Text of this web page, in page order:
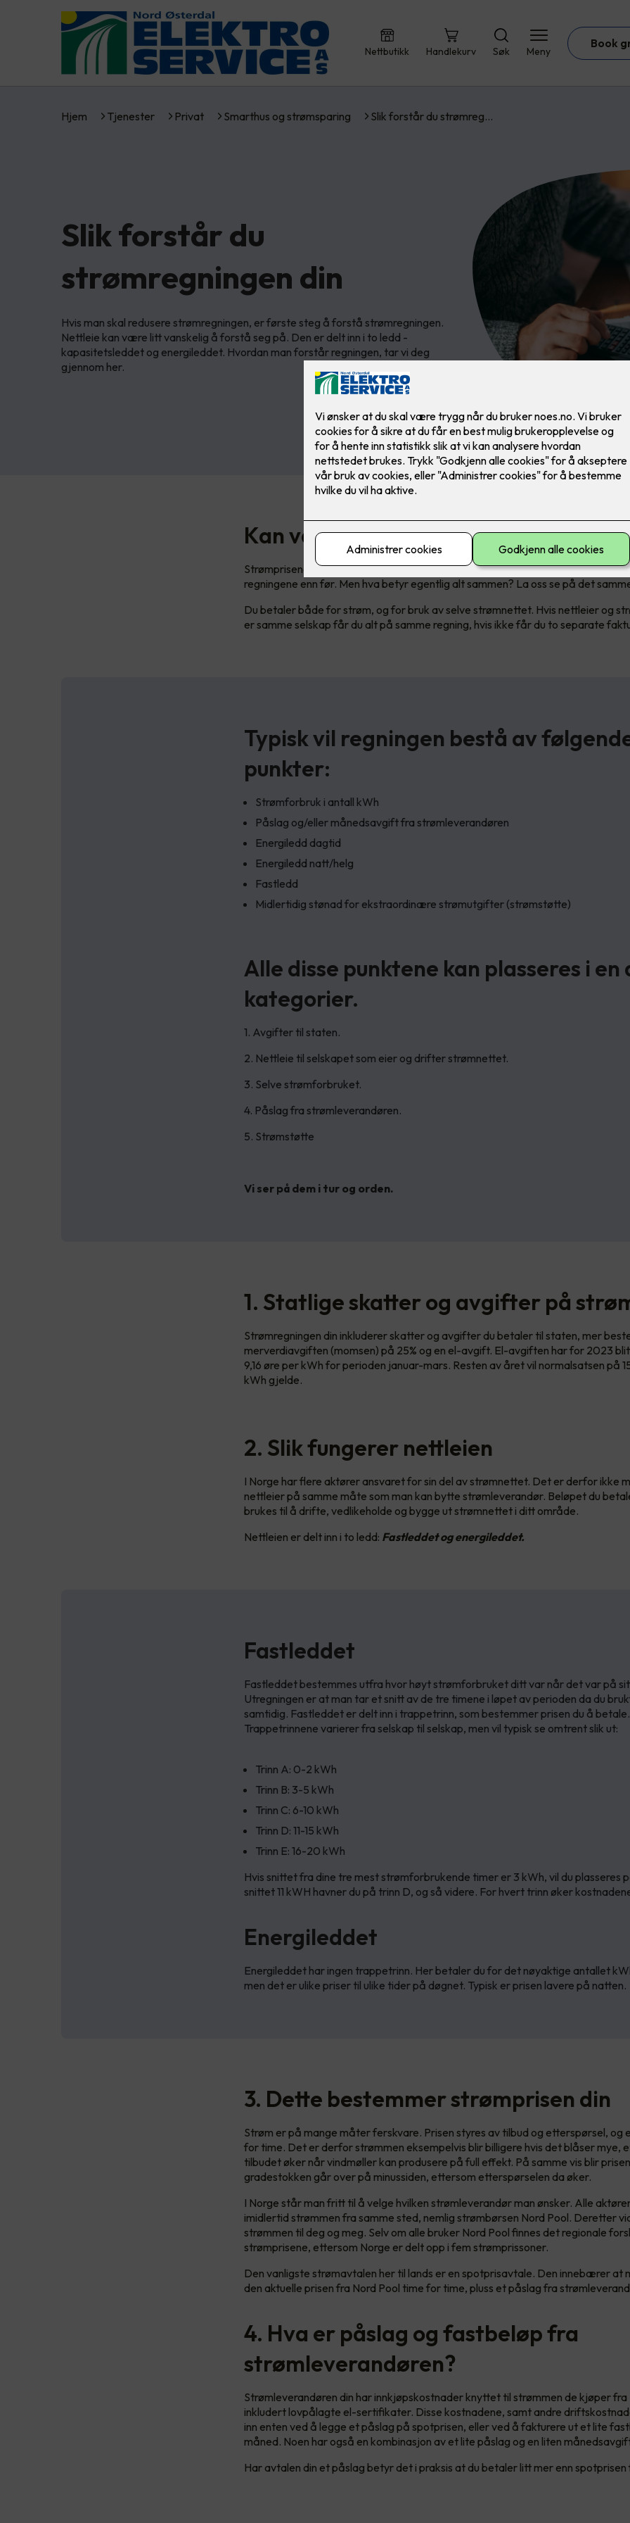
Nettbutikk Handlekurv Søk Meny
Book
Hjem Tjenester Privat Smarthus og strømsparing Slik forstår du strømreg…
Slik forstår du
strømregningen din
Hvis man skal redusere strømregningen, er første steg å forstå strømregningen.
Nettleie kan være litt vanskelig å forstå seg på. Den er delt inn i to ledd -
kapasitetsleddet og energileddet. Hvordan man forstår regningen, tar vi deg
gjennom her.
Kan være tricky å forstå
Strømprisene har eksplodert de siste årene, og du er ikke alene hvis du går
regningene enn før. Men hva betyr egentlig alt sammen? La oss se på det
Du betaler både for strøm, og for bruk av selve strømnettet. Hvis nettleier og
er samme selskap får du alt på samme regning, hvis ikke får du to separate
Typisk vil regningen bestå av
punkter:
Strømforbruk i antall kWh
Påslag og/eller månedsavgift fra strømleverandøren
Energiledd dagtid
Energiledd natt/helg
Fastledd
Midlertidig stønad for ekstraordinære strømutgifter (strømstøtte)
Alle disse punktene kan plasseres i en
kategorier.
1. Avgifter til staten.
2. Nettleie til selskapet som eier og drifter strømnettet.
3. Selve strømforbruket.
4. Påslag fra strømleverandøren.
5. Strømstøtte
Vi ser på dem i tur og orden.
1. Statlige skatter og avgifter på
Strømregningen din inkluderer skatter og avgifter du betaler til staten, mer
merverdiavgiften (momsen) på 25% og en el-avgift. El-avgiften har for 2023
9,16 øre per kWh for perioden januar-mars. Resten av året vil normalsatsen på
kWh gjelde.
2. Slik fungerer nettleien
I Norge har flere aktører ansvaret for sin del av strømnettet. Det er derfor ikke
nettleier på samme måte som man kan bytte strømleverandør. Beløpet du
brukes til å drifte, vedlikeholde og bygge ut strømnettet i ditt område.
Nettleien er delt inn i to ledd: Fastleddet og energileddet.
Fastleddet
Fastleddet bestemmes utfra hvor høyt strømforbruket ditt var når det var på
Utregningen er at man tar et snitt av de tre timene i løpet av perioden da du
samtidig. Fastleddet er delt inn i trappetrinn, som bestemmer prisen du å betale.
Trappetrinnene varierer fra selskap til selskap, men vil typisk se omtrent slik ut:
Trinn A: 0-2 kWh
Trinn B: 3-5 kWh
Trinn C: 6-10 kWh
Trinn D: 11-15 kWh
Trinn E: 16-20 kWh
Hvis snittet fra dine tre mest strømforbrukende timer er 3 kWh, vil du plasseres
snittet 11 kWH havner du på trinn D, og så videre. For hvert trinn øker
Energileddet
Energileddet har ingen trappetrinn. Her betaler du for det nøyaktige antallet
men det er ulike priser til ulike tider på døgnet. Typisk er prisen lavere på natten.
3. Dette bestemmer strømprisen din
Strøm er på mange måter ferskvare. Prisen styres av tilbud og etterspørsel, og
for time. Det er derfor strømmen eksempelvis blir billigere hvis det blåser mye,
tilbudet øker når vindmøller kan produsere på full effekt. På samme vis blir
gradestokken går over på minussiden, ettersom etterspørselen da øker.
I Norge står man fritt til å velge hvilken strømleverandør man ønsker. Alle
imidlertid strømmen fra samme sted, nemlig strømbørsen Nord Pool. Deretter
strømmen til deg og meg. Selv om alle bruker Nord Pool finnes det regionale
strømprisene, ettersom Norge er delt opp i fem strømprissoner.
Den vanligste strømavtalen her til lands er en spotprisavtale. Den innebærer at
den aktuelle prisen fra Nord Pool time for time, pluss et påslag fra
4. Hva er påslag og fastbeløp fra
strømleverandøren?
Strømleverandøren din har innkjøpskostnader knyttet til strømmen de kjøper fra
inkludert lovpålagte el-sertifikater. Disse kostnadene, samt andre
inn enten ved å legge et påslag på spotprisen, eller ved å fakturere ut et lite
måned. Noen har også en kombinasjon av et lite påslag og en liten
Har avtalen din et påslag betyr det i praksis at du betaler litt mer enn spotprisen